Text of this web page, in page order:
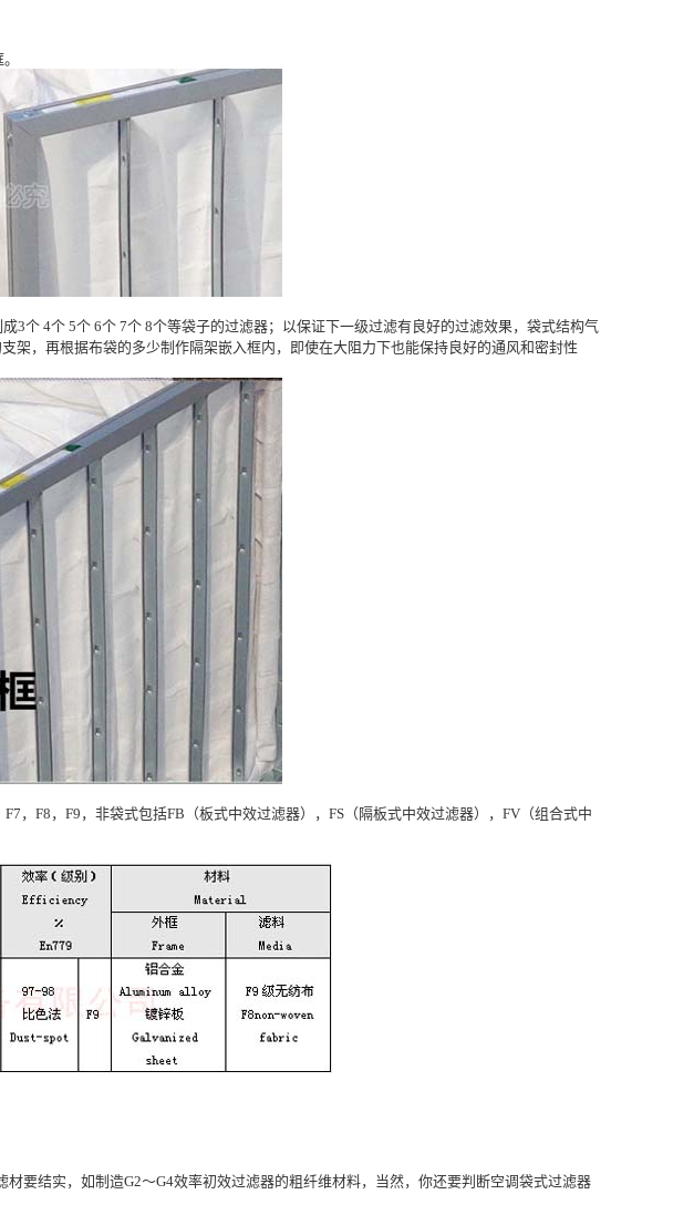
个 4个 5个 6个 7个 8个等袋子的过滤器；以保证下一级过滤有良好的过滤效果，袋式结构气
，再根据布袋的多少制作隔架嵌入框内，即使在大阻力下也能保持良好的通风和密封性
，F8，F9，非袋式包括FB（板式中效过滤器），FS（隔板式中效过滤器），FV（组合式中
要结实，如制造G2～G4效率初效过滤器的粗纤维材料，当然，你还要判断空调袋式过滤器